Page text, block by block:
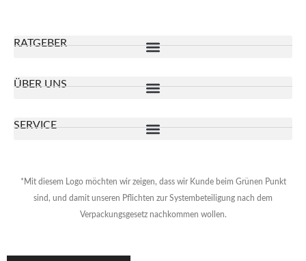
RATGEBER
ÜBER UNS
SERVICE
*Mit diesem Logo möchten wir zeigen, dass wir Kunde beim Grünen Punkt
sind, und damit unseren Pflichten zur Systembeteiligung nach dem
Verpackungsgesetz nachkommen wollen.